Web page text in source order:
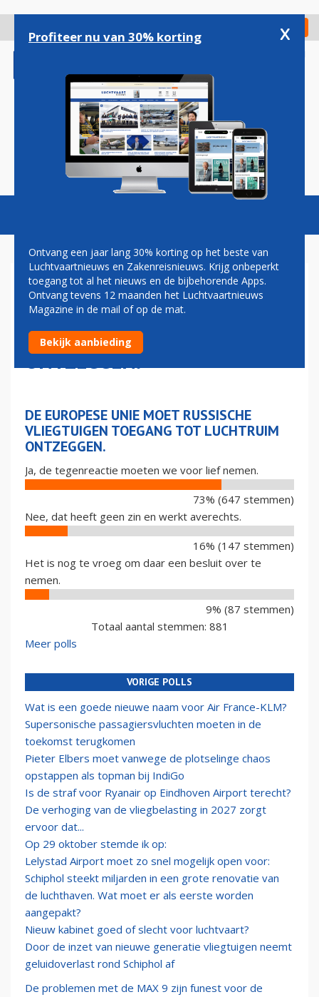
gaan
Check in
Magazine Podcasts Vacatures
DE EUROPESE UNIE MOET
RUSSISCHE VLIEGTUIGEN
TOEGANG TOT LUCHTRUIM
ONTZEGGEN.
DE EUROPESE UNIE MOET RUSSISCHE
VLIEGTUIGEN TOEGANG TOT LUCHTRUIM
ONTZEGGEN.
Ja, de tegenreactie moeten we voor lief nemen.
73% (647 stemmen)
Nee, dat heeft geen zin en werkt averechts.
16% (147 stemmen)
Het is nog te vroeg om daar een besluit over te
nemen.
9% (87 stemmen)
Totaal aantal stemmen: 881
Meer polls
VORIGE POLLS
Wat is een goede nieuwe naam voor Air France-KLM?
Supersonische passagiersvluchten moeten in de
toekomst terugkomen
Pieter Elbers moet vanwege de plotselinge chaos
opstappen als topman bij IndiGo
Is de straf voor Ryanair op Eindhoven Airport terecht?
De verhoging van de vliegbelasting in 2027 zorgt
ervoor dat...
Op 29 oktober stemde ik op:
Lelystad Airport moet zo snel mogelijk open voor:
Schiphol steekt miljarden in een grote renovatie van
de luchthaven. Wat moet er als eerste worden
aangepakt?
Nieuw kabinet goed of slecht voor luchtvaart?
Door de inzet van nieuwe generatie vliegtuigen neemt
geluidoverlast rond Schiphol af
De problemen met de MAX 9 zijn funest voor de
Profiteer nu van 30% korting x
Ontvang een jaar lang 30% korting op het beste van
Luchtvaartnieuws en Zakenreisnieuws. Krijg onbeperkt
toegang tot al het nieuws en de bijbehorende Apps.
Ontvang tevens 12 maanden het Luchtvaartnieuws
Magazine in de mail of op de mat.
Bekijk aanbieding